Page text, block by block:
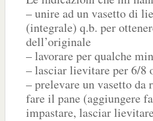
– unire ad un vasetto di
(integrale) q.b. per
dell’originale
– lavorare per qualche
– lasciar lievitare per 6/8
– prelevare un vasetto
fare il pane (aggiungere
impastare, lasciar